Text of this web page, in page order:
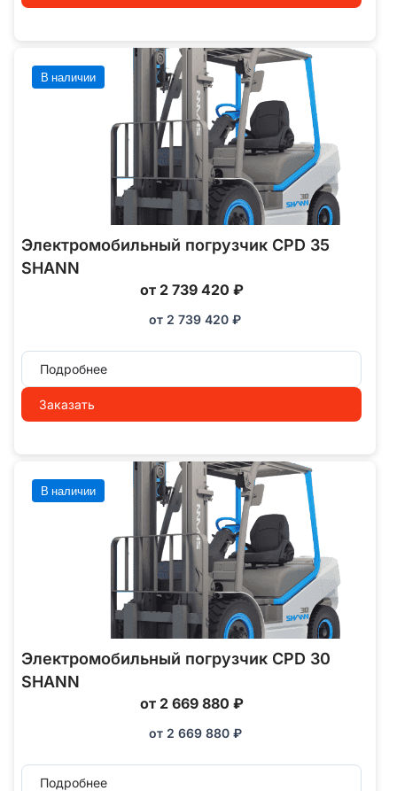
В наличии
Электромобильный погрузчик CPD 35
SHANN
от 2 739 420 ₽
от 2 739 420 ₽
Подробнее
Заказать
В наличии
Электромобильный погрузчик CPD 30
SHANN
от 2 669 880 ₽
от 2 669 880 ₽
Подробнее